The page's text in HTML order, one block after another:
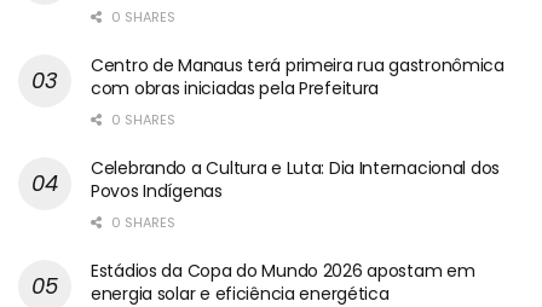
0 SHARES
Centro de Manaus terá primeira rua gastronômica
com obras iniciadas pela Prefeitura
0 SHARES
Celebrando a Cultura e Luta: Dia Internacional dos
Povos Indígenas
0 SHARES
Estádios da Copa do Mundo 2026 apostam em
energia solar e eficiência energética